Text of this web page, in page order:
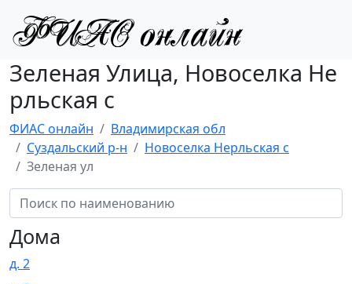
Зеленая Улица, Новоселка Не
рльская с
ФИАС онлайн
Владимирская обл
Суздальский р-н
Новоселка Нерльская с
Зеленая ул
Дома
д. 2